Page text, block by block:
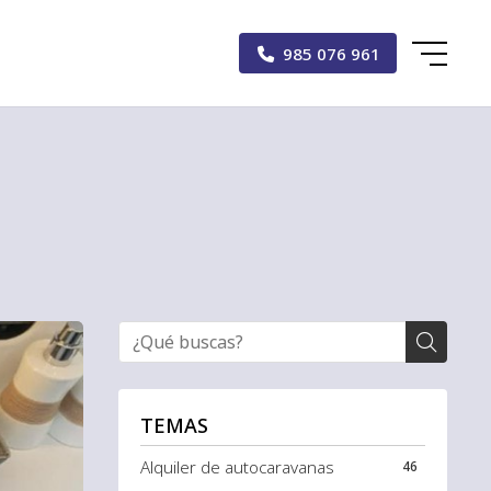
985 076 961
TEMAS
Alquiler de autocaravanas 46